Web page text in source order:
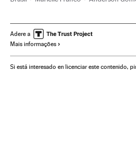
PSOL Fake news
Adere a
Mais informações
Si está interesado en licenciar este contenido,